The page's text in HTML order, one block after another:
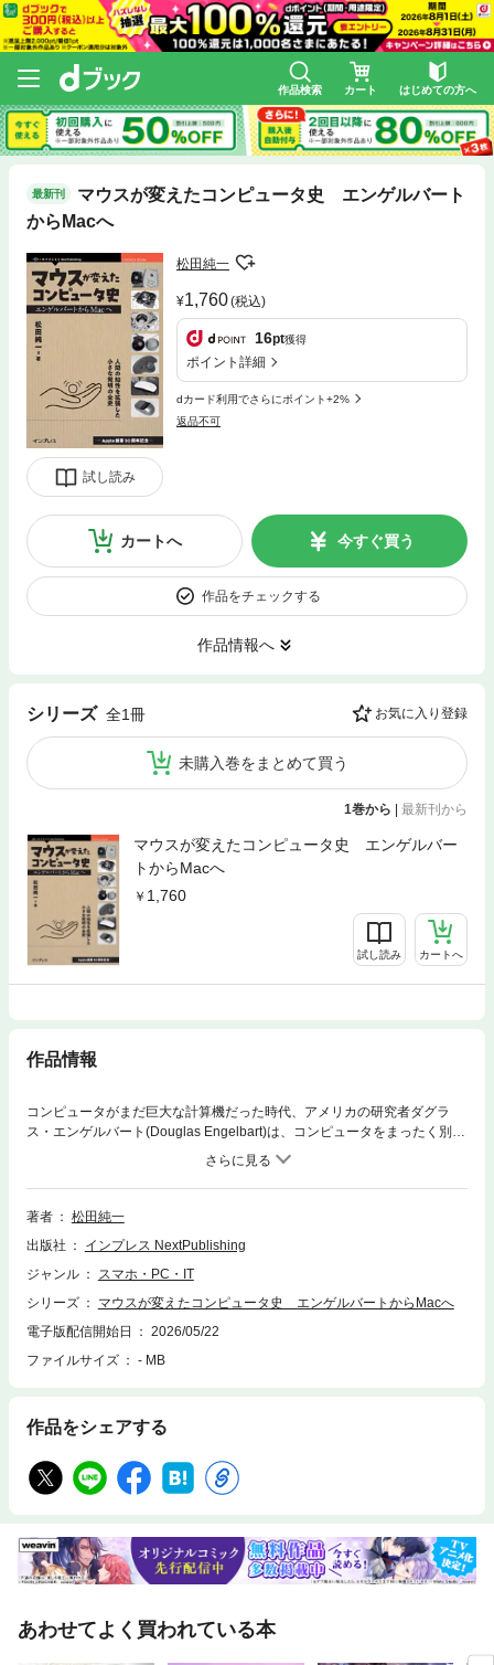
作品検索 カート はじめての方へ
最新刊
マウスが変えたコンピュータ史 エンゲルバート
からMacへ
試し読み
松田純一
1,760(税込)
16pt獲得
ポイント詳細
dカード利用でさらにポイント+2%
返品不可
カートへ 今すぐ買う
作品をチェックする
作品情報へ
シリーズ 全1冊 お気に入り登録
未購入巻をまとめて買う
1巻から | 最新刊から
マウスが変えたコンピュータ史 エンゲルバー
トからMacへ
1,760
試し読み カートへ
作品情報
コンピュータがまだ巨大な計算機だった時代、アメリカの研究者ダグラ
ス・エンゲルバート(Douglas Engelbart)は、コンピュータをまったく別の
視点から見ていた。彼はコンピュータを「人間の知能を拡張する道具」と
して考えていたのである。その研究の中で生まれた装置が、後に「マウ
ス」と呼ばれることになる。 1968年、エンゲルバートは歴史的なデモン
ストレーションを行い、マウスを使って画面上の情報を操作してみせた。
ュータの基本的な概念がすでに含まれていた。 しかし、この革命的な研
究はすぐには世界に広がらなかった。 その後、カリフォルニアのゼロッ
にはAppleがパーソナルコンピュータの世界にマウスを持ち込むことで、
ようやく一般の人々の机の上に広がっていくことになる。 今日、マウス
タの関係を変えようとした研究者たちの情熱と長い試行錯誤の歴史があ
いく。
著者
松田純一
出版社
インプレス NextPublishing
ジャンル
スマホ・PC・IT
シリーズ
マウスが変えたコンピュータ史 エンゲルバートからMacへ
電子版配信開始日
2026/05/22
ファイルサイズ
- MB
作品をシェアする
あわせてよく買われている本